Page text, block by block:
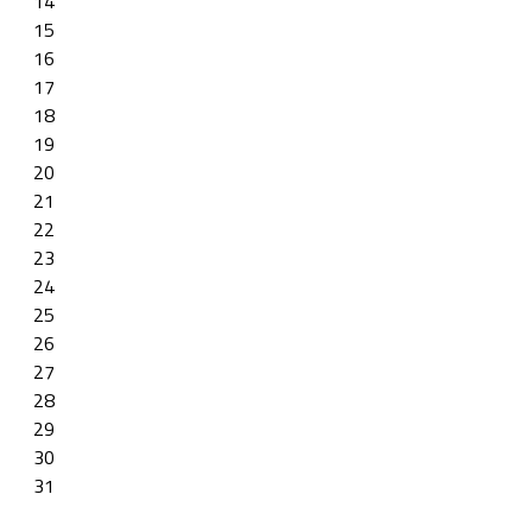
15
16
17
18
19
20
21
22
23
24
25
26
27
28
29
30
31